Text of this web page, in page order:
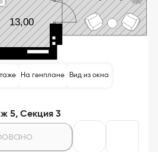
На генплане Вид из окна
5, Секция 3